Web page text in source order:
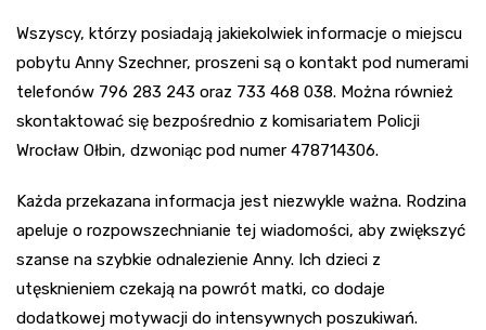
Wszyscy, którzy posiadają jakiekolwiek informacje o miejscu
pobytu Anny Szechner, proszeni są o kontakt pod numerami
telefonów 796 283 243 oraz 733 468 038. Można również
skontaktować się bezpośrednio z komisariatem Policji
Wrocław Ołbin, dzwoniąc pod numer 478714306.
Każda przekazana informacja jest niezwykle ważna. Rodzina
apeluje o rozpowszechnianie tej wiadomości, aby zwiększyć
szanse na szybkie odnalezienie Anny. Ich dzieci z
utęsknieniem czekają na powrót matki, co dodaje
dodatkowej motywacji do intensywnych poszukiwań.